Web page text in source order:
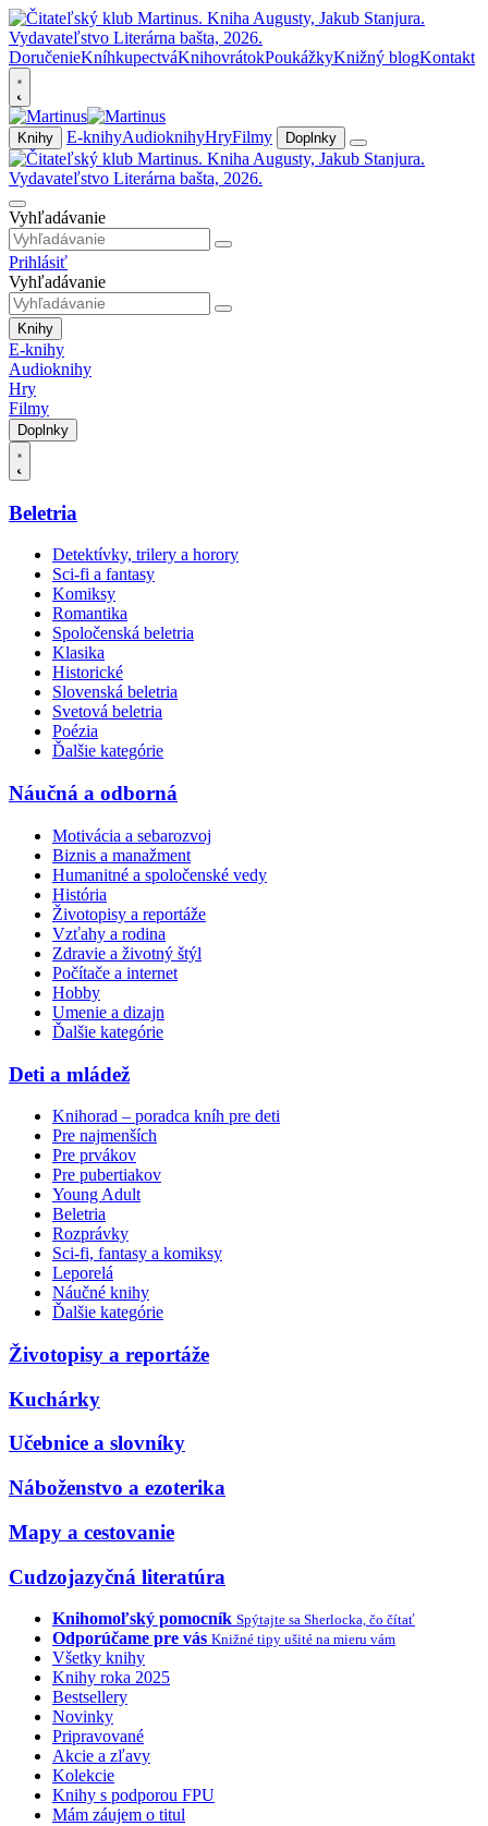
DoručenieKníhkupectváKnihovrátokPoukážkyKnižný blogKontakt
Knihy E-knihyAudioknihyHryFilmy Doplnky
Vyhľadávanie
Prihlásiť
Vyhľadávanie
Knihy
E-knihy
Audioknihy
Hry
Filmy
Doplnky
Beletria
Detektívky, trilery a horory
Sci-fi a fantasy
Komiksy
Romantika
Spoločenská beletria
Klasika
Historické
Slovenská beletria
Svetová beletria
Poézia
Ďalšie kategórie
Náučná a odborná
Motivácia a sebarozvoj
Biznis a manažment
Humanitné a spoločenské vedy
História
Životopisy a reportáže
Vzťahy a rodina
Zdravie a životný štýl
Počítače a internet
Hobby
Umenie a dizajn
Ďalšie kategórie
Deti a mládež
Knihorad – poradca kníh pre deti
Pre najmenších
Pre prvákov
Pre pubertiakov
Young Adult
Beletria
Rozprávky
Sci-fi, fantasy a komiksy
Leporelá
Náučné knihy
Ďalšie kategórie
Životopisy a reportáže
Kuchárky
Učebnice a slovníky
Náboženstvo a ezoterika
Mapy a cestovanie
Cudzojazyčná literatúra
Knihomoľský pomocník Spýtajte sa Sherlocka, čo čítať
Odporúčame pre vás Knižné tipy ušité na mieru vám
Všetky knihy
Knihy roka 2025
Bestsellery
Novinky
Pripravované
Akcie a zľavy
Kolekcie
Knihy s podporou FPU
Mám záujem o titul